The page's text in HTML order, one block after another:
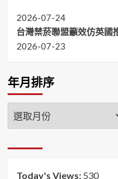
2026-07-24
台灣禁菸聯盟籲效仿英
2026-07-23
年月排序
年
月
序
Today's Views: 530